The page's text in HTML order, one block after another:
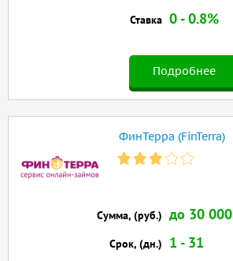
Подробнее
Ставка 0 - 0.8%
ФинТерра (FinTerra)
Сумма, (руб.) до 30 000
Срок, (дн.) 1 - 31